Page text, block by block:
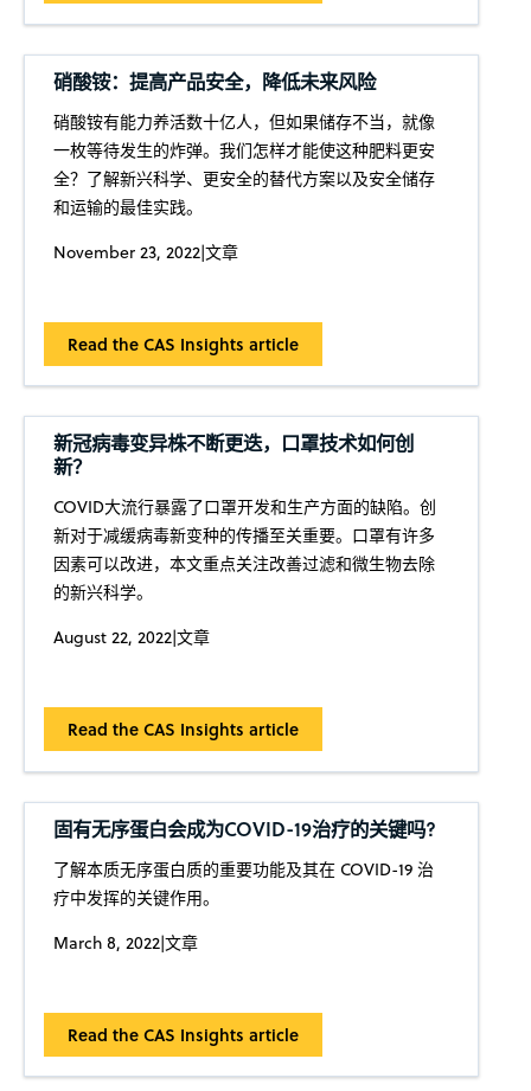
硝酸铵：提高产品安全，降低未来风险
硝酸铵有能力养活数十亿人，但如果储存不当，就像
一枚等待发生的炸弹。我们怎样才能使这种肥料更安
全？了解新兴科学、更安全的替代方案以及安全储存
和运输的最佳实践。
November 23, 2022|文章
Read the CAS Insights article
新冠病毒变异株不断更迭，口罩技术如何创
新？
COVID大流行暴露了口罩开发和生产方面的缺陷。创
新对于减缓病毒新变种的传播至关重要。口罩有许多
因素可以改进，本文重点关注改善过滤和微生物去除
的新兴科学。
August 22, 2022|文章
Read the CAS Insights article
固有无序蛋白会成为COVID-19治疗的关键吗?
了解本质无序蛋白质的重要功能及其在 COVID-19 治
疗中发挥的关键作用。
March 8, 2022|文章
Read the CAS Insights article